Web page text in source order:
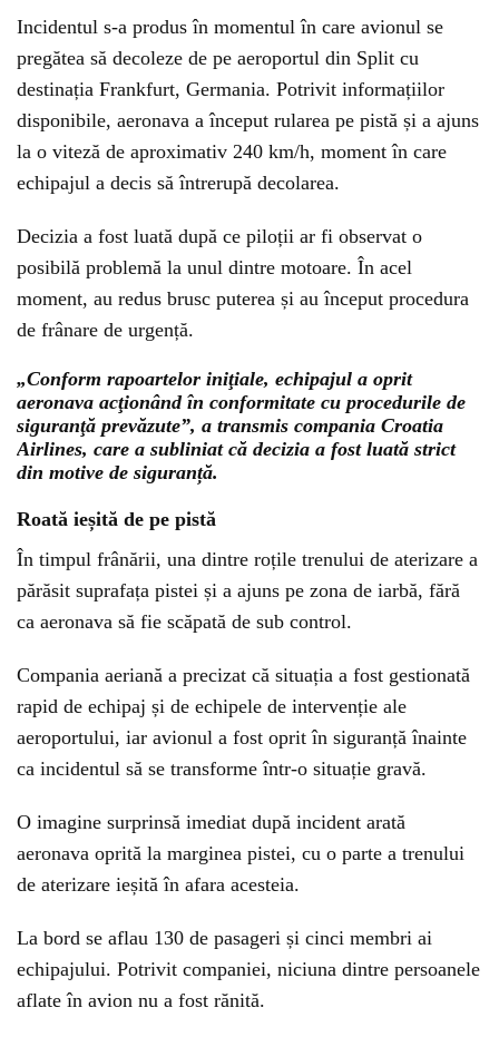
Incidentul s-a produs în momentul în care avionul se
pregătea să decoleze de pe aeroportul din Split cu
destinația Frankfurt, Germania. Potrivit informațiilor
disponibile, aeronava a început rularea pe pistă și a ajuns
la o viteză de aproximativ 240 km/h, moment în care
echipajul a decis să întrerupă decolarea.
Decizia a fost luată după ce piloții ar fi observat o
posibilă problemă la unul dintre motoare. În acel
moment, au redus brusc puterea și au început procedura
de frânare de urgență.
„Conform rapoartelor iniţiale, echipajul a oprit
aeronava acţionând în conformitate cu procedurile de
siguranţă prevăzute”, a transmis compania Croatia
Airlines, care a subliniat că decizia a fost luată strict
din motive de siguranță.
Roată ieșită de pe pistă
În timpul frânării, una dintre roțile trenului de aterizare a
părăsit suprafața pistei și a ajuns pe zona de iarbă, fără
ca aeronava să fie scăpată de sub control.
Compania aeriană a precizat că situația a fost gestionată
rapid de echipaj și de echipele de intervenție ale
aeroportului, iar avionul a fost oprit în siguranță înainte
ca incidentul să se transforme într-o situație gravă.
O imagine surprinsă imediat după incident arată
aeronava oprită la marginea pistei, cu o parte a trenului
de aterizare ieșită în afara acesteia.
La bord se aflau 130 de pasageri și cinci membri ai
echipajului. Potrivit companiei, niciuna dintre persoanele
aflate în avion nu a fost rănită.